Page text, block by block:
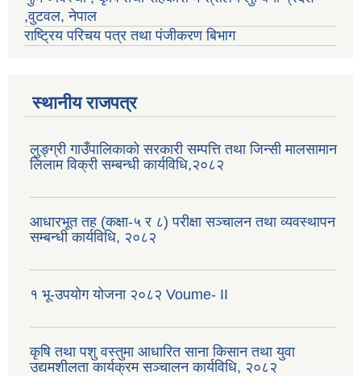
,वुटवल, नेपाल
राष्ट्रिय परिचय पत्र तथा पंजीकरण बिभाग
स्थानीय राजपत्र
लुङ्ग्री गाउँपालिकाको सरकारी सम्पत्ति तथा जिन्सी मालसामान
लिलाम विक्री सम्बन्धी कार्यविधि,२०८२
आधारभूत तह (कक्षा-५ र ८) परीक्षा सञ्चालन तथा व्यवस्थापन
सम्बन्धी कार्यविधि, २०८२
१ भू-उपयोग योजना २०८२ Voume- II
कृषि तथा पशु वस्तुमा आधारित साना किसान तथा युवा
उद्यमशीलता कार्यक्रम सञ्चालन कार्यविधि, २०८२